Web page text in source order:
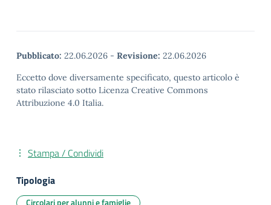
Pubblicato: 22.06.2026 - Revisione: 22.06.2026
Eccetto dove diversamente specificato, questo articolo è
stato rilasciato sotto Licenza Creative Commons
Attribuzione 4.0 Italia.
Stampa / Condividi
Tipologia
Circolari per alunni e famiglie